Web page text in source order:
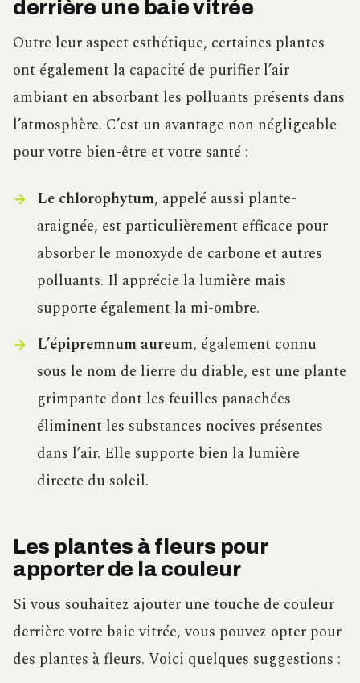
derrière une baie vitrée
Outre leur aspect esthétique, certaines plantes
ont également la capacité de purifier l’air
ambiant en absorbant les polluants présents dans
l’atmosphère. C’est un avantage non négligeable
pour votre bien-être et votre santé :
Le chlorophytum, appelé aussi plante-
araignée, est particulièrement efficace pour
absorber le monoxyde de carbone et autres
polluants. Il apprécie la lumière mais
supporte également la mi-ombre.
L’épipremnum aureum, également connu
sous le nom de lierre du diable, est une plante
grimpante dont les feuilles panachées
éliminent les substances nocives présentes
dans l’air. Elle supporte bien la lumière
directe du soleil.
Les plantes à fleurs pour
apporter de la couleur
Si vous souhaitez ajouter une touche de couleur
derrière votre baie vitrée, vous pouvez opter pour
des plantes à fleurs. Voici quelques suggestions :